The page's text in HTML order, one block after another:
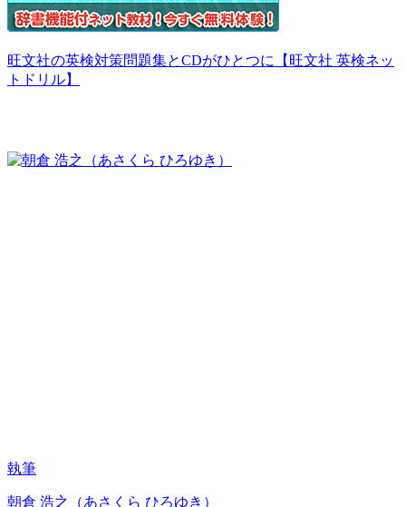
旺文社の英検対策問題集とCDがひとつに【旺文社 英検ネッ
トドリル】
執筆
朝倉 浩之（あさくら ひろゆき）